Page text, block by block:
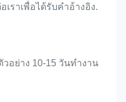
ราเพื่อได้รับคําอ้างอิง.
อย่าง 10-15 วันทํางาน